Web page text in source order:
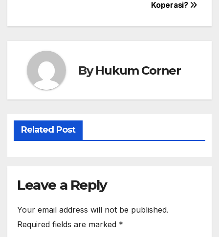
Koperasi?
ByHukum Corner
Related Post
Leave a Reply
Your email address will not be published.
Required fields are marked *